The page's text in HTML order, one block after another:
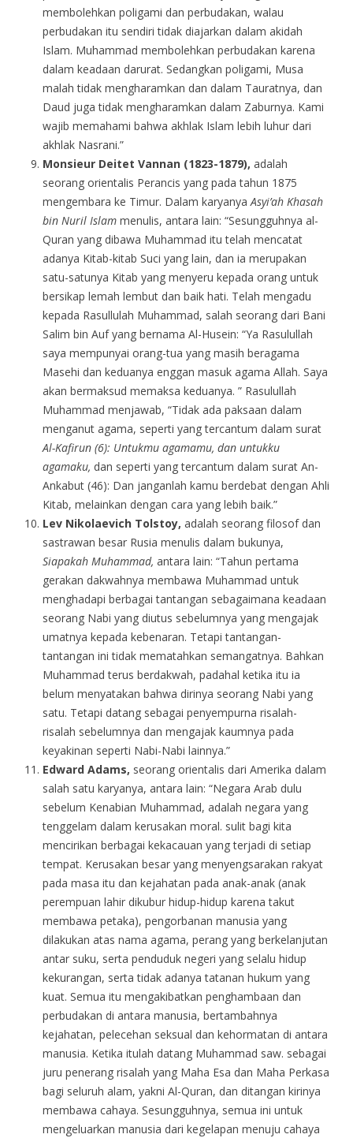
membolehkan poligami dan perbudakan, walau
perbudakan itu sendiri tidak diajarkan dalam akidah
Islam. Muhammad membolehkan perbudakan karena
dalam keadaan darurat. Sedangkan poligami, Musa
malah tidak mengharamkan dan dalam Tauratnya, dan
Daud juga tidak mengharamkan dalam Zaburnya. Kami
wajib memahami bahwa akhlak Islam lebih luhur dari
akhlak Nasrani.”
Monsieur Deitet Vannan (1823-1879), adalah
seorang orientalis Perancis yang pada tahun 1875
mengembara ke Timur. Dalam karyanyaAsyi’ah Khasah
bin Nuril Islammenulis, antara lain: “Sesungguhnya al-
Quran yang dibawa Muhammad itu telah mencatat
adanya Kitab-kitab Suci yang lain, dan ia merupakan
satu-satunya Kitab yang menyeru kepada orang untuk
bersikap lemah lembut dan baik hati. Telah mengadu
kepada Rasullulah Muhammad, salah seorang dari Bani
Salim bin Auf yang bernama Al-Husein: “Ya Rasulullah
saya mempunyai orang-tua yang masih beragama
Masehi dan keduanya enggan masuk agama Allah. Saya
akan bermaksud memaksa keduanya. ” Rasulullah
Muhammad menjawab, “Tidak ada paksaan dalam
menganut agama, seperti yang tercantum dalam surat
Al-Kafirun (6): Untukmu agamamu, dan untukku
agamaku, dan seperti yang tercantum dalam surat An-
Ankabut (46): Dan janganlah kamu berdebat dengan Ahli
Kitab, melainkan dengan cara yang lebih baik.”
Lev Nikolaevich Tolstoy, adalah seorang filosof dan
sastrawan besar Rusia menulis dalam bukunya,
Siapakah Muhammad, antara lain: “Tahun pertama
gerakan dakwahnya membawa Muhammad untuk
menghadapi berbagai tantangan sebagaimana keadaan
seorang Nabi yang diutus sebelumnya yang mengajak
umatnya kepada kebenaran. Tetapi tantangan-
tantangan ini tidak mematahkan semangatnya. Bahkan
Muhammad terus berdakwah, padahal ketika itu ia
belum menyatakan bahwa dirinya seorang Nabi yang
satu. Tetapi datang sebagai penyempurna risalah-
risalah sebelumnya dan mengajak kaumnya pada
keyakinan seperti Nabi-Nabi lainnya.”
Edward Adams, seorang orientalis dari Amerika dalam
salah satu karyanya, antara lain: “Negara Arab dulu
sebelum Kenabian Muhammad, adalah negara yang
tenggelam dalam kerusakan moral. sulit bagi kita
mencirikan berbagai kekacauan yang terjadi di setiap
tempat. Kerusakan besar yang menyengsarakan rakyat
pada masa itu dan kejahatan pada anak-anak (anak
perempuan lahir dikubur hidup-hidup karena takut
membawa petaka), pengorbanan manusia yang
dilakukan atas nama agama, perang yang berkelanjutan
antar suku, serta penduduk negeri yang selalu hidup
kekurangan, serta tidak adanya tatanan hukum yang
kuat. Semua itu mengakibatkan penghambaan dan
perbudakan di antara manusia, bertambahnya
kejahatan, pelecehan seksual dan kehormatan di antara
manusia. Ketika itulah datang Muhammad saw. sebagai
juru penerang risalah yang Maha Esa dan Maha Perkasa
bagi seluruh alam, yakni Al-Quran, dan ditangan kirinya
membawa cahaya. Sesungguhnya, semua ini untuk
mengeluarkan manusia dari kegelapan menuju cahaya